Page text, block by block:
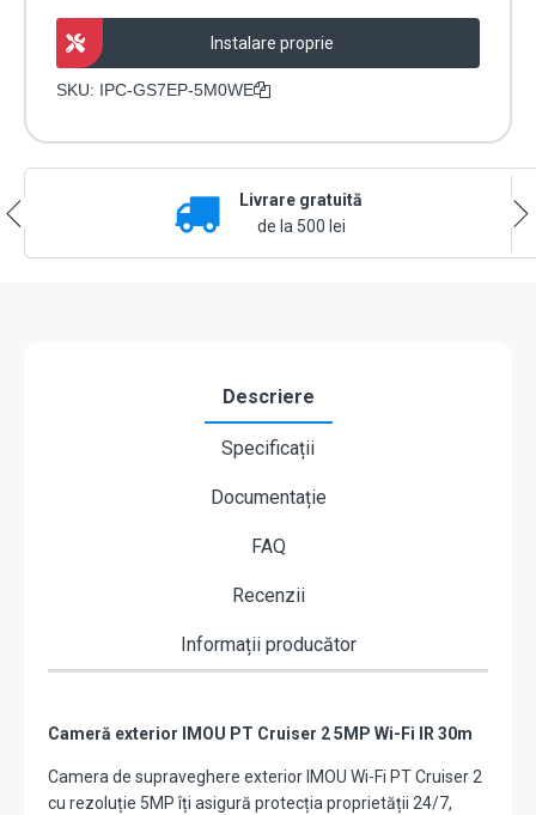
supraveghere
IMOU
IPC-
Cruiser
2
QHD,
Instalare proprie
SKU: IPC-GS7EP-5M0WE
Livrare gratuită
de la 500 lei
Descriere
Specificații
Documentație
FAQ
Recenzii
Informații producător
Cameră exterior IMOU PT Cruiser 2 5MP Wi-Fi IR 30m
Camera de supraveghere exterior IMOU Wi-Fi PT Cruiser 2
cu rezoluție 5MP îți asigură protecția proprietății 24/7,